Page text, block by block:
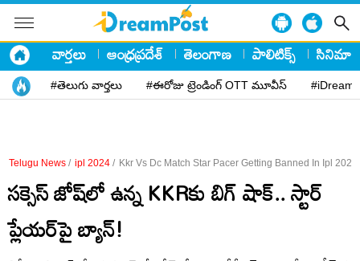
వార్తలు ఆంధ్రప్రదేశ్ తెలంగాణ పాలిటిక్స్ సినిమా
#తెలుగు వార్తలు #ఈరోజు ట్రెండింగ్ OTT మూవీస్
Telugu News / ipl 2024 / Kkr Vs Dc Match Star Pacer Getting Banned In Ipl 2024
సక్సెస్ జోష్​లో ఉన్న KKRకు బిగ్ షాక్.. స్టార్
ప్లేయర్​పై బ్యాన్!